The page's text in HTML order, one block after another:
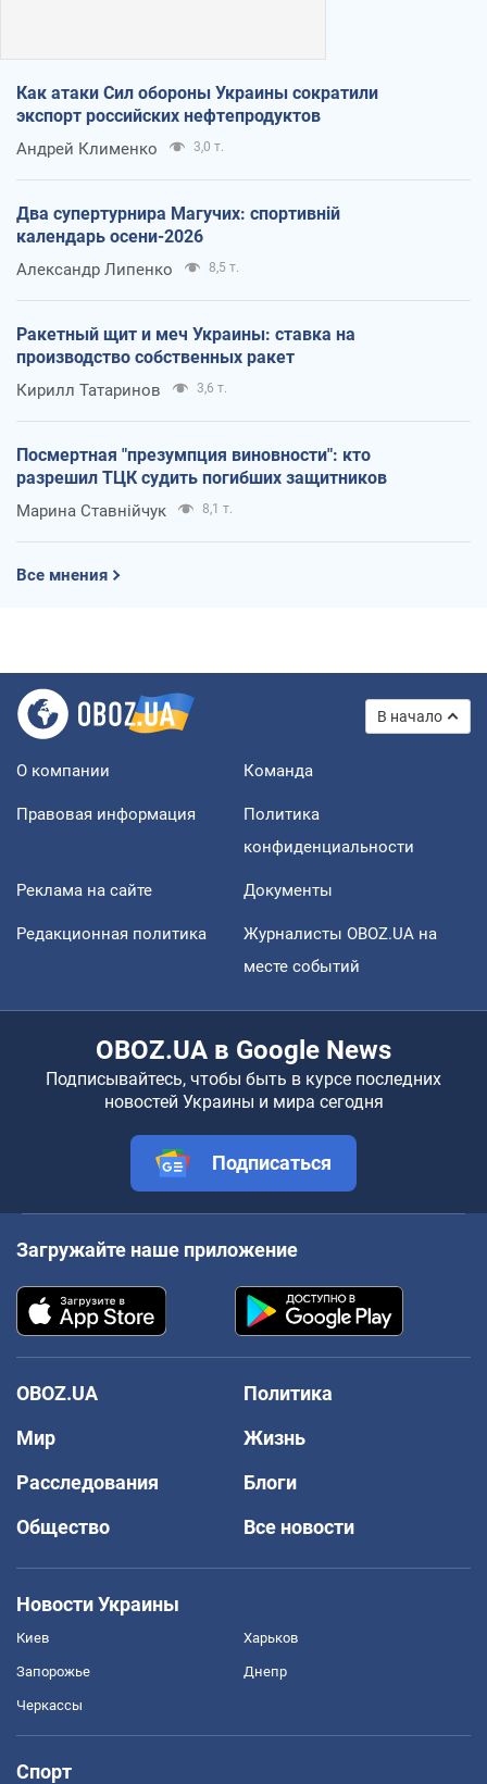
Как атаки Сил обороны Украины сократили
экспорт российских нефтепродуктов
Андрей Клименко 3,0 т.
Два супертурнира Магучих: спортивній
календарь осени-2026
Александр Липенко 8,5 т.
Ракетный щит и меч Украины: ставка на
производство собственных ракет
Кирилл Татаринов 3,6 т.
Посмертная "презумпция виновности": кто
разрешил ТЦК судить погибших защитников
Марина Ставнійчук 8,1 т.
Все мнения
В начало
О компании Команда
Правовая информация
Политика
конфиденциальности
Реклама на сайте Документы
Редакционная политика
Журналисты OBOZ.UA на
месте событий
OBOZ.UA в Google News
Подписывайтесь, чтобы быть в курсе последних
новостей Украины и мира сегодня
Подписаться
Загружайте наше приложение
OBOZ.UA
Политика
Мир
Жизнь
Расследования
Блоги
Общество
Все новости
Новости Украины
Киев Харьков
Запорожье Днепр
Черкассы
Спорт